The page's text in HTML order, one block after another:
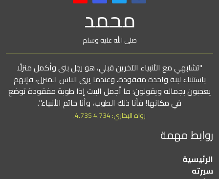
محمد
صلى الله عليه وسلم
"تشابهي مع الأنبياء الآخرين قبلي، هو رجل بنى وأكمل منزلًا
باستثناء لبنة واحدة مفقودة. وعندما يرى الناس المنزل، فإنهم
يعجبون بجماله ويقولون: ما أجمل البيت إذا طوبة مفقودة توضع
في مكانها! فأنا ذلك الطوب، وأنا خاتم الأنبياء".
رواه البخاري: 4.734 4.735.
روابط مهمة
الرئيسية
سيرته